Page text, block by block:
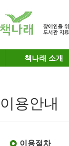
책나래 소개
이용안내
이용절차